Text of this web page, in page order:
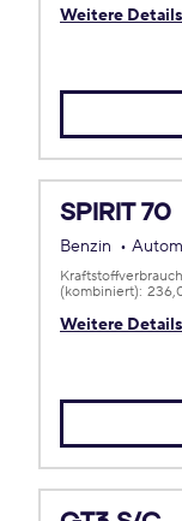
Weitere Details
SPIRIT 70
Benzin
Weitere Details
(kombiniert):